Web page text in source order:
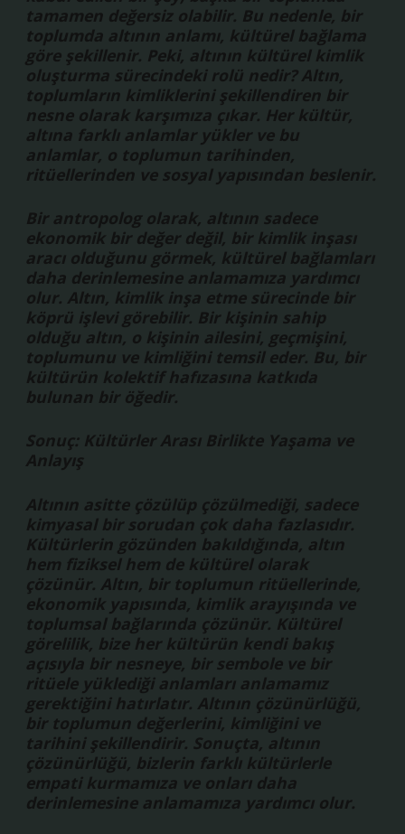
tamamen değersiz olabilir. Bu nedenle, bir
toplumda altının anlamı, kültürel bağlama
göre şekillenir. Peki, altının kültürel kimlik
oluşturma sürecindeki rolü nedir? Altın,
toplumların kimliklerini şekillendiren bir
nesne olarak karşımıza çıkar. Her kültür,
altına farklı anlamlar yükler ve bu
anlamlar, o toplumun tarihinden,
ritüellerinden ve sosyal yapısından beslenir.
Bir antropolog olarak, altının sadece
ekonomik bir değer değil, bir kimlik inşası
aracı olduğunu görmek, kültürel bağlamları
daha derinlemesine anlamamıza yardımcı
olur. Altın, kimlik inşa etme sürecinde bir
köprü işlevi görebilir. Bir kişinin sahip
olduğu altın, o kişinin ailesini, geçmişini,
toplumunu ve kimliğini temsil eder. Bu, bir
kültürün kolektif hafızasına katkıda
bulunan bir öğedir.
Sonuç: Kültürler Arası Birlikte Yaşama ve
Anlayış
Altının asitte çözülüp çözülmediği, sadece
kimyasal bir sorudan çok daha fazlasıdır.
Kültürlerin gözünden bakıldığında, altın
hem fiziksel hem de kültürel olarak
çözünür. Altın, bir toplumun ritüellerinde,
ekonomik yapısında, kimlik arayışında ve
toplumsal bağlarında çözünür. Kültürel
görelilik, bize her kültürün kendi bakış
açısıyla bir nesneye, bir sembole ve bir
ritüele yüklediği anlamları anlamamız
gerektiğini hatırlatır. Altının çözünürlüğü,
bir toplumun değerlerini, kimliğini ve
tarihini şekillendirir. Sonuçta, altının
çözünürlüğü, bizlerin farklı kültürlerle
empati kurmamıza ve onları daha
derinlemesine anlamamıza yardımcı olur.